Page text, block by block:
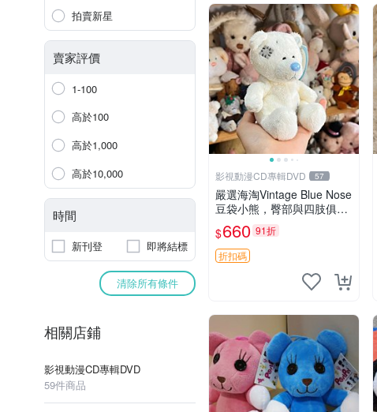
拍賣新星
賣家評價
1-100
高於100
高於1,000
高於10,000
時間
新刊登 即將結標
清除所有條件
相關店鋪
影視動漫CD專輯DVD
59件商品
影視動漫CD專輯DVD 57
嚴選海淘Vintage Blue Nose
豆袋小熊，臀部與四肢俱
全，坐高11公分，附原盒與
吊牌收藏。藍鼻子小熊，值
得擁有 玩具 憶熊
$660 91折
折扣碼